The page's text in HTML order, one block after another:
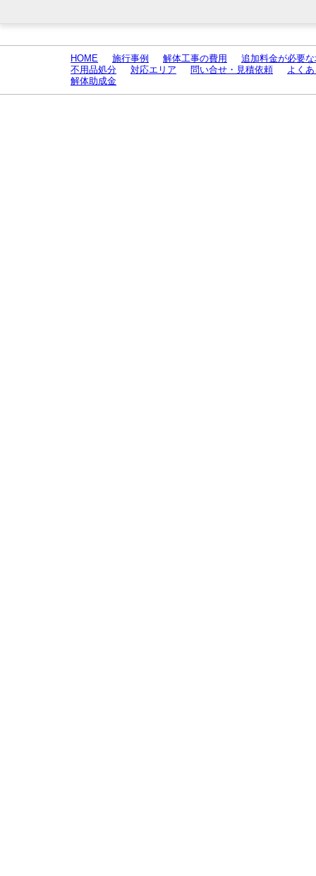
HOME 施行事例 解体工事の費用
追加料金が必要
不用品処分
対応エリア 問い合せ・見積依頼
よく
解体助成金